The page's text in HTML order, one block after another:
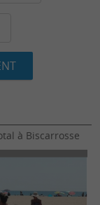
à Biscarrosse